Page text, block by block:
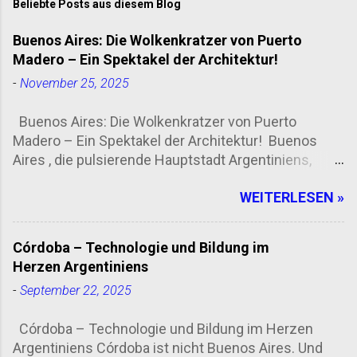
Beliebte Posts aus diesem Blog
Buenos Aires: Die Wolkenkratzer von Puerto
Madero – Ein Spektakel der Architektur!
- November 25, 2025
Buenos Aires: Die Wolkenkratzer von Puerto
Madero – Ein Spektakel der Architektur! Buenos
Aires , die pulsierende Hauptstadt Argentiniens,
die Stadt so besonders? Die Antwort liegt in Puerto
Wolkenkratzer und atemberaubenden Aussichten .
Puerto Madero: Ein architektonisches Meisterwerk
Puerto Madero ist nicht nur ein Hafen, sondern ein
Früher ein industrielles Viertel, hat sich die Gegend
in ein Luxus-Quartier verwandelt, das mit
WEITERLESEN »
Córdoba – Technologie und Bildung im
Herzen Argentiniens
- September 22, 2025
Córdoba – Technologie und Bildung im Herzen
Argentiniens Córdoba ist nicht Buenos Aires. Und